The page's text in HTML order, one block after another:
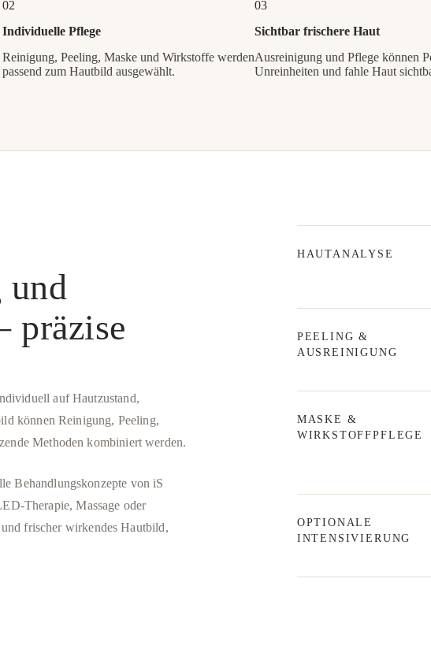
02
Individuelle Pflege
Reinigung, Peeling, Maske und Wirkstoffe werden
passend zum Hautbild ausgewählt.
03
Sichtbar frischere Haut
Ausreinigung und Pflege können
Unreinheiten und fahle Haut
und
präzise
auf Hautzustand,
können Reinigung, Peeling,
Methoden kombiniert werden.
Behandlungskonzepte von iS
Therapie, Massage oder
frischer wirkendes Hautbild,
HAUTANALYSE
PEELING &
AUSREINIGUNG
MASKE &
WIRKSTOFFPFLEGE
OPTIONALE
INTENSIVIERUNG